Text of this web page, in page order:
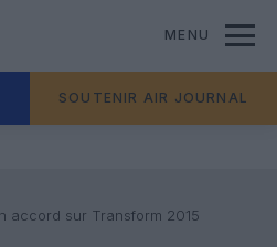
MENU
SOUTENIR AIR JOURNAL
accord sur Transform 2015